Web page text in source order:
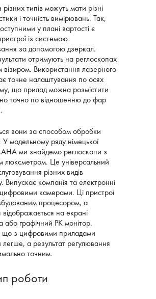
типів можуть мати різні
і точність вимірювань. Так,
у плані вартості є
із системою
за допомогою дзеркал.
отримують на реглоскопах
візиром. Використання лазерного
точне налаштування по осях
що прилад можна розмістити
точно по відношенню до фар
вони за способом обробки
У модельному ряду німецької
ми знайдемо реглоскопи з
люксметром. Це універсальний
різних видів
Випускає компанія та електронні
цифровими камерами. Ці пристрої
процесором, а
відображається на екрані
або графічний РК монітор.
з цифровими приладами
а результат регулювання
точним.
роботи